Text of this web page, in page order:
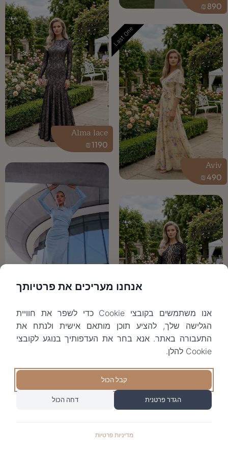
890
₪
Last One
490
₪
Aviv
1190
₪
Alma lace
1190
₪
Hermosa black
590
₪
אנחנו מעריכים את פרטיותך
אנו משתמשים בקובצי Cookie כדי לשפר את חוויית
הגלישה שלך, להציע תוכן מותאם אישית ולנתח את
התעבורה באתר. אנא בחר את העדפותיך בנוגע לקובצי
Cookie להלן.
קבל הכול
הגדר פרטנית דחה הכול
מדיניות פרטיות